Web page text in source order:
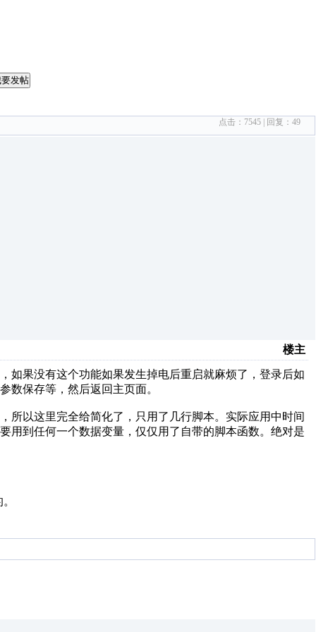
发帖
点击： 7545 | 回复： 49
楼主
如果没有这个功能如果发生掉电后重启就麻烦了，登录后如
数保存等，然后返回主页面。
所以这里完全给简化了，只用了几行脚本。实际应用中时间
用到任何一个数据变量，仅仅用了自带的脚本函数。绝对是